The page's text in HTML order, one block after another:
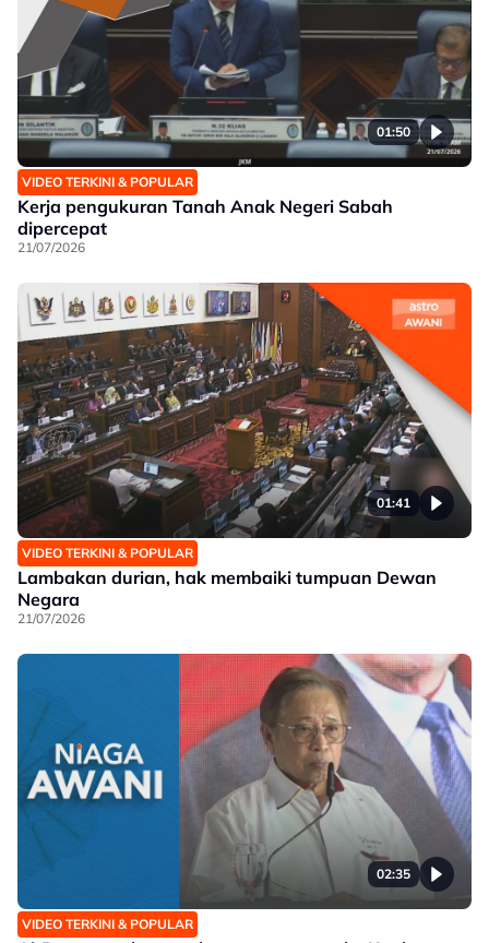
01:50
VIDEO TERKINI & POPULAR
Kerja pengukuran Tanah Anak Negeri Sabah
dipercepat
21/07/2026
01:41
VIDEO TERKINI & POPULAR
Lambakan durian, hak membaiki tumpuan Dewan
Negara
21/07/2026
02:35
VIDEO TERKINI & POPULAR